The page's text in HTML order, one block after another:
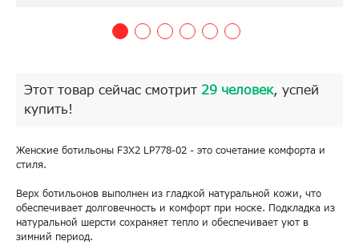
Этот товар сейчас смотрит 29 человек, успей
купить!
Женские ботильоны F3X2 LP778-02 - это сочетание комфорта и
стиля.
Верх ботильонов выполнен из гладкой натуральной кожи, что
обеспечивает долговечность и комфорт при носке. Подкладка из
натуральной шерсти сохраняет тепло и обеспечивает уют в
зимний период.